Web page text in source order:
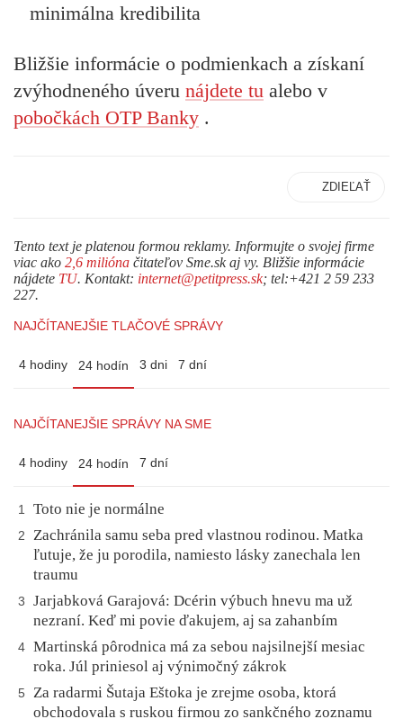
minimálna kredibilita
Bližšie informácie o podmienkach a získaní
zvýhodneného úveru nájdete tu alebo v
pobočkách OTP Banky .
ZDIEĽAŤ
Tento text je platenou formou reklamy. Informujte o svojej firme
viac ako 2,6 milióna čitateľov Sme.sk aj vy. Bližšie informácie
nájdete TU. Kontakt: internet@petitpress.sk; tel:+421 2 59 233
227.
NAJČÍTANEJŠIE TLAČOVÉ SPRÁVY
4 hodiny 24 hodín 3 dni 7 dní
NAJČÍTANEJŠIE SPRÁVY NA SME
4 hodiny 24 hodín 7 dní
1 Toto nie je normálne
2
Zachránila samu seba pred vlastnou rodinou. Matka
ľutuje, že ju porodila, namiesto lásky zanechala len
traumu
3
Jarjabková Garajová: Dcérin výbuch hnevu ma už
nezraní. Keď mi povie ďakujem, aj sa zahanbím
4 Martinská pôrodnica má za sebou najsilnejší mesiac
roka. Júl priniesol aj výnimočný zákrok
5
Za radarmi Šutaja Eštoka je zrejme osoba, ktorá
obchodovala s ruskou firmou zo sankčného zoznamu